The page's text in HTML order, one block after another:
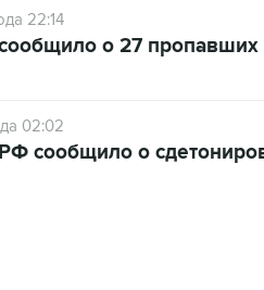
22:14
о 27
02:02
сообщило о